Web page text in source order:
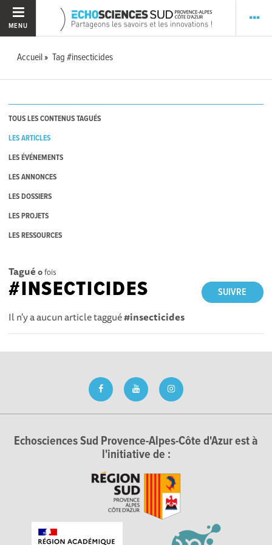
MENU
Accueil Tag #insecticides
TOUS LES CONTENUS TAGUÉS
LES ARTICLES
LES ÉVÉNEMENTS
LES ANNONCES
LES DOSSIERS
LES PROJETS
LES RESSOURCES
Tagué 0fois
SUIVRE
#INSECTICIDES
Il n'y a aucun article taggué#insecticides
Echosciences Sud Provence-Alpes-Côte d'Azur est à
l'initiative de :